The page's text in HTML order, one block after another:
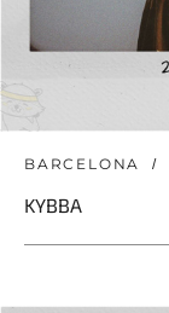
BARCELONA
KYBBA